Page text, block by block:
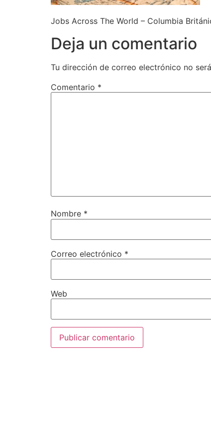
Jobs Across The World – Columbia
Deja un comentario
Tu dirección de correo electrónico no
Comentario *
Nombre *
Correo electrónico *
Web